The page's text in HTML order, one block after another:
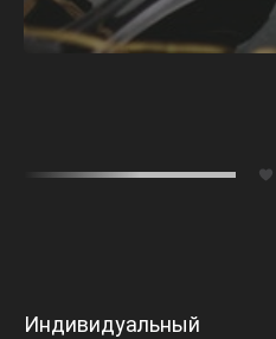
Индивидуальный
Свяжитесь с нами через
мессенджер!